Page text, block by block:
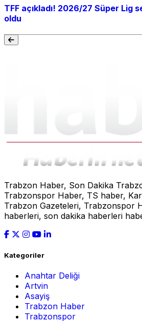
TFF açıkladı! 2026/27 Süper Lig
oldu
Trabzon Haber, Son Dakika
Trabzonspor Haber, TS haber,
Trabzon Gazeteleri, Trabzonspor
haberleri, son dakika haberleri
Kategoriler
Anahtar Deliği
Artvin
Asayiş
Trabzon Haber
Trabzonspor